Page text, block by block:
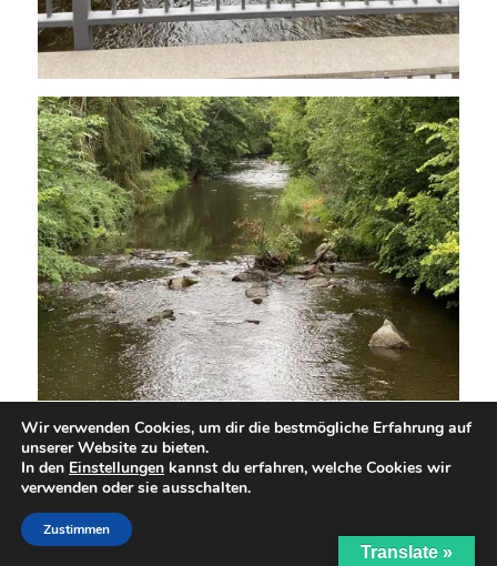
Translate »
Wir verwenden Cookies, um dir die bestmögliche Erfahrung auf
unserer Website zu bieten.
In den Einstellungen kannst du erfahren, welche Cookies wir
verwenden oder sie ausschalten.
Zustimmen